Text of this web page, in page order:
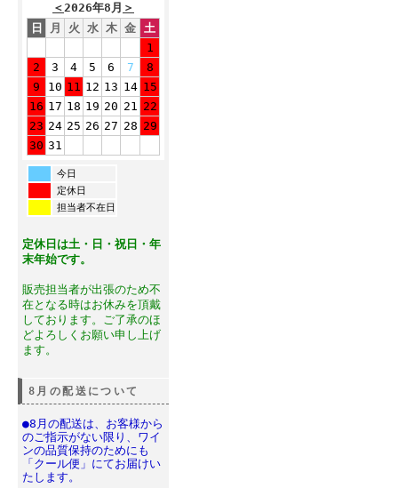
＜2026年8月 ＞
日
月 火 水 木 金 土
1
2
3 4 5 6 7
8
9
10 11 12 13 14 15
16 17 18 19 20 21 22
23 24 25 26 27 28 29
30 31
今日
定休日
担当者不在日
定休日は土・日・祝日・年
末年始です。
販売担当者が出張のため不
在となる時はお休みを頂戴
しております。ご了承のほ
どよろしくお願い申し上げ
ます。
8月の配送について
●8月の配送は、お客様から
のご指示がない限り、ワイ
ンの品質保持のためにも
「クール便」にてお届けい
たします。